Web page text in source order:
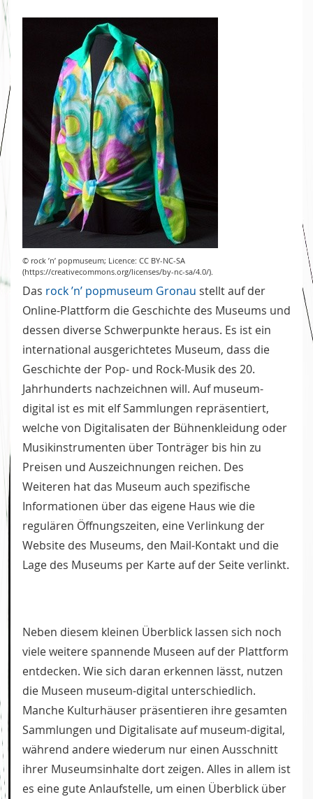
© rock ’n’ popmuseum; Licence: CC BY-NC-SA
(https://creativecommons.org/licenses/by-nc-sa/4.0/).
Das rock ’n’ popmuseum Gronau stellt auf der
Online-Plattform die Geschichte des Museums und
dessen diverse Schwerpunkte heraus. Es ist ein
international ausgerichtetes Museum, dass die
Geschichte der Pop- und Rock-Musik des 20.
Jahrhunderts nachzeichnen will. Auf museum-
digital ist es mit elf Sammlungen repräsentiert,
welche von Digitalisaten der Bühnenkleidung oder
Musikinstrumenten über Tonträger bis hin zu
Preisen und Auszeichnungen reichen. Des
Weiteren hat das Museum auch spezifische
Informationen über das eigene Haus wie die
regulären Öffnungszeiten, eine Verlinkung der
Website des Museums, den Mail-Kontakt und die
Lage des Museums per Karte auf der Seite verlinkt.
Neben diesem kleinen Überblick lassen sich noch
viele weitere spannende Museen auf der Plattform
entdecken. Wie sich daran erkennen lässt, nutzen
die Museen museum-digital unterschiedlich.
Manche Kulturhäuser präsentieren ihre gesamten
Sammlungen und Digitalisate auf museum-digital,
während andere wiederum nur einen Ausschnitt
ihrer Museumsinhalte dort zeigen. Alles in allem ist
es eine gute Anlaufstelle, um einen Überblick über